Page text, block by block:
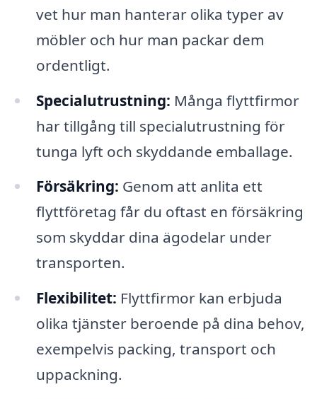
vet hur man hanterar olika typer av
möbler och hur man packar dem
ordentligt.
Specialutrustning: Många flyttfirmor
har tillgång till specialutrustning för
tunga lyft och skyddande emballage.
Försäkring: Genom att anlita ett
flyttföretag får du oftast en försäkring
som skyddar dina ägodelar under
transporten.
Flexibilitet: Flyttfirmor kan erbjuda
olika tjänster beroende på dina behov,
exempelvis packing, transport och
uppackning.